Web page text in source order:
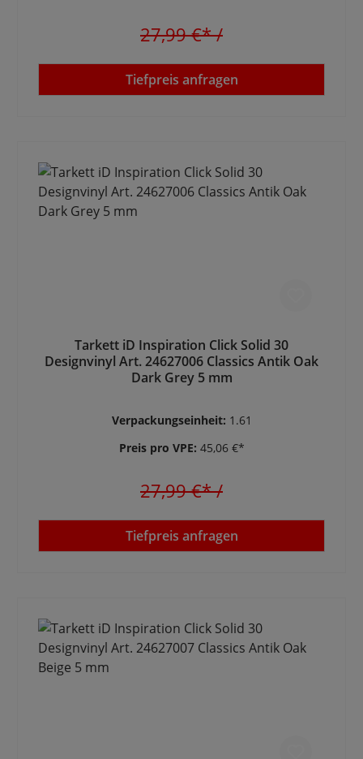
27,99 €*/
Tiefpreis anfragen
Tarkett iD Inspiration Click Solid 30
Designvinyl Art. 24627006 Classics Antik Oak
Dark Grey 5 mm
Verpackungseinheit: 1.61
Preis pro VPE: 45,06 €*
27,99 €*/
Tiefpreis anfragen